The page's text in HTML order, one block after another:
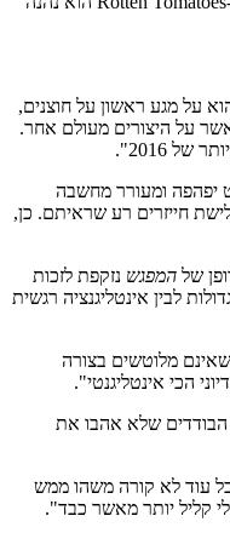
על מגע ראשון על חוצנים,
על היצורים מעולם אחר.
2016".
יפהפה ומעורר מחשבה
חייזרים רע שראיתם. כן,
המפגש נזקפת לזכות
לבין אינטליגנציה רגשית
שאינם מלוטשים בצורה
הכי אינטליגנטי".
שלא אהבו את
58): "כל עוד לא קורה משהו ממש
קליל יותר מאשר כבד".